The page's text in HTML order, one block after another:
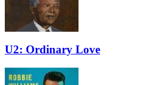
U2: Ordinary Love